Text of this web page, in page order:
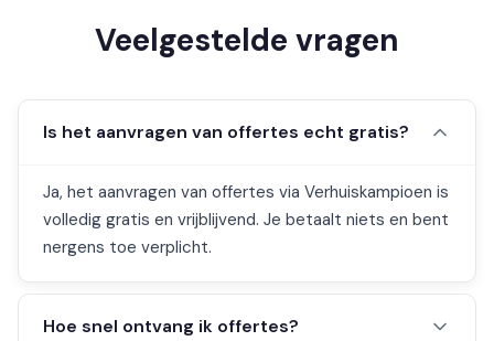
Veelgestelde vragen
Is het aanvragen van offertes echt gratis?
Ja, het aanvragen van offertes via Verhuiskampioen is
volledig gratis en vrijblijvend. Je betaalt niets en bent
nergens toe verplicht.
Hoe snel ontvang ik offertes?